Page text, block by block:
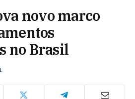
novo marco
no Brasil